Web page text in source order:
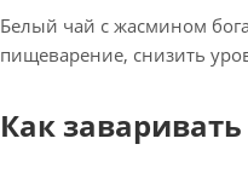
Белый чай с жасмином
пищеварение, снизить
Как заваривать